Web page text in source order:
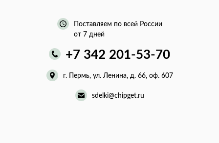
Поставляем по всей России
от 7 дней
+7 342 201-53-70
г. Пермь, ул. Ленина, д. 66, оф. 607
sdelki@chipget.ru